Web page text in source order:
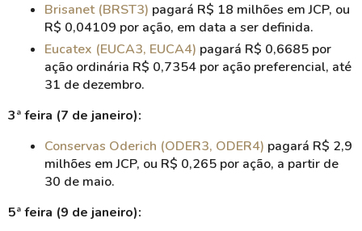
Brisanet (BRST3) pagará R$ 18 milhões em JCP, ou
R$ 0,04109 por ação, em data a ser definida.
Eucatex (EUCA3, EUCA4) pagará R$ 0,6685 por
ação ordinária R$ 0,7354 por ação preferencial, até
31 de dezembro.
3ª feira (7 de janeiro):
Conservas Oderich (ODER3, ODER4) pagará R$ 2,9
milhões em JCP, ou R$ 0,265 por ação, a partir de
30 de maio.
5ª feira (9 de janeiro):